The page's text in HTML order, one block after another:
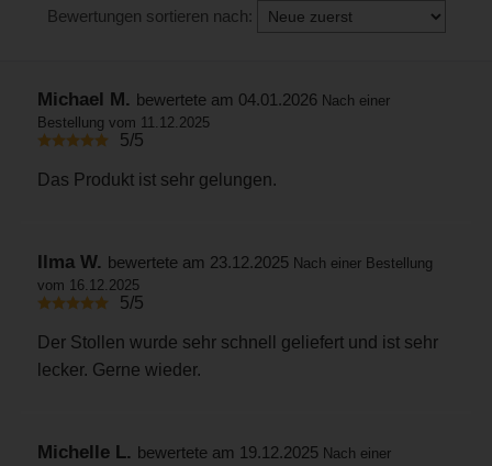
Bewertungen sortieren nach:
Michael M. bewertete am 04.01.2026 Nach einer
Bestellung vom 11.12.2025
5/5
Das Produkt ist sehr gelungen.
Ilma W. bewertete am 23.12.2025 Nach einer Bestellung
vom 16.12.2025
5/5
Der Stollen wurde sehr schnell geliefert und ist sehr
lecker. Gerne wieder.
Michelle L. bewertete am 19.12.2025 Nach einer